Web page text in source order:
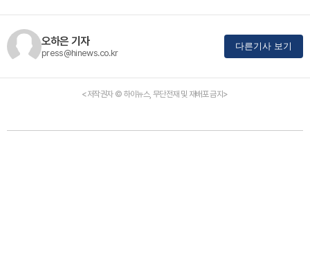
오하은 기자
press@hinews.co.kr
다른기사 보기
<저작권자 © 하이뉴스, 무단전재 및 재배포 금지>